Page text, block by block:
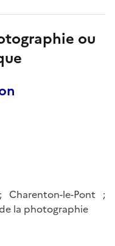
ou
Charenton-le-Pont ;
la photographie